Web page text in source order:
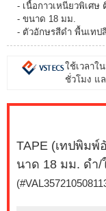
- เนื้อกาวเหนียวพิเศ
- ขนาด 18 มม.
- ตัวอักษรสีดำ พื้นเทป
ใช้เวลาใ
ชั่วโมง แ
TAPE (เทปพิมพ์
นาด 18 มม. ดำ/